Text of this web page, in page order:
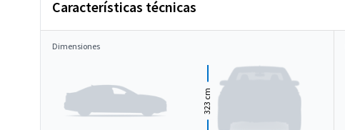
Características técnicas
Dimensiones
323
cm